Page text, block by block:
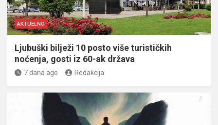
AKTUELNO
Ljubuški bilježi 10 posto više turističkih
noćenja, gosti iz 60-ak država
7 dana ago Redakcija